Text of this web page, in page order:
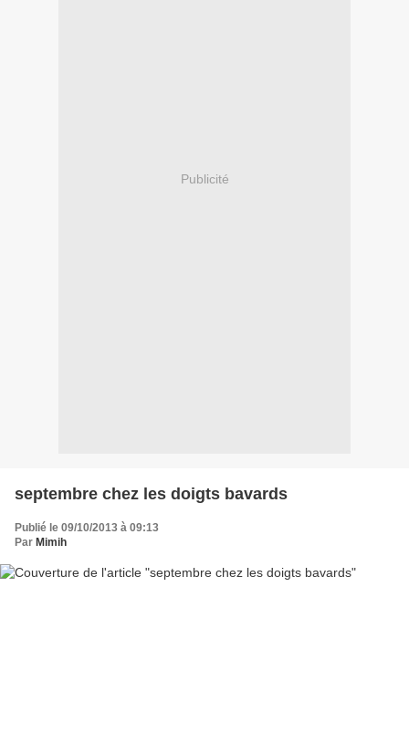
Publicité
septembre chez les doigts bavards
Publié le 09/10/2013 à 09:13
Par Mimih